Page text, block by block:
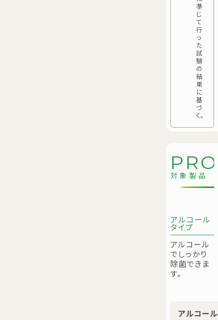
準
じ
て
行
っ
た
試
験
の
結
果
に
基
づ
く。
P RO
対象製品
アルコール
タイプ
アルコール
でしっかり
除菌できま
す。
アルコー